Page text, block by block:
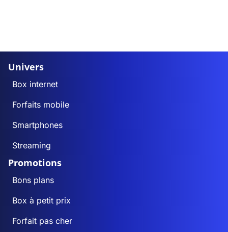
Univers
Box internet
Forfaits mobile
Smartphones
Streaming
Promotions
Bons plans
Box à petit prix
Forfait pas cher